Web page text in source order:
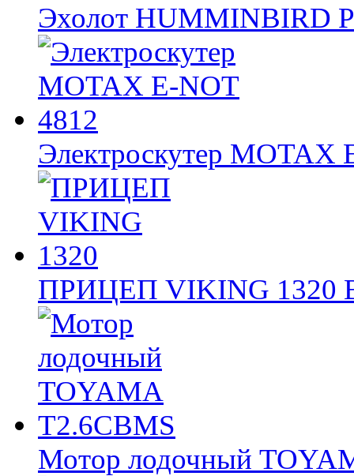
Эхолот HUMMINBIRD
Электроскутер
ПРИЦЕП VIKING
Мотор лодочный